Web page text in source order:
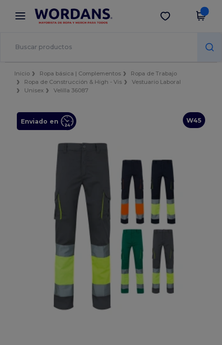
× App de Wordans
¡Mejores precios en app!
Descargar app
Inicio Ropa básica | Complementos
Ropa de Trabajo
Ropa de Construcción & High - Vis
Vestuario Laboral
Unisex
Velilla 36087
W45
Enviado en